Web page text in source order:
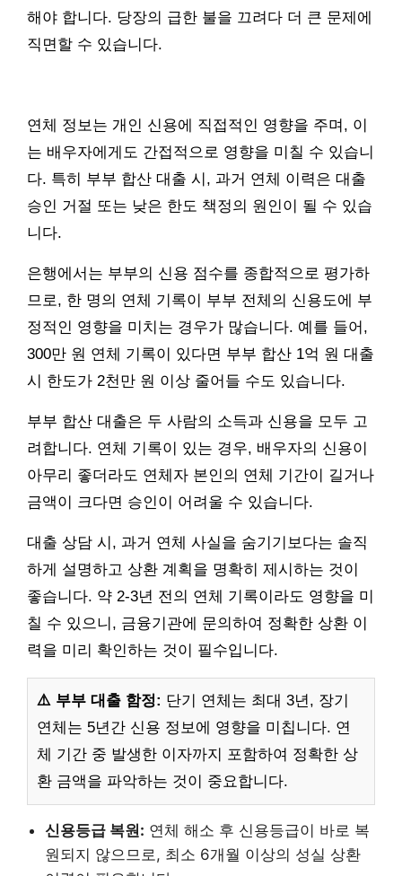
해야 합니다. 당장의 급한 불을 끄려다 더 큰 문제에
직면할 수 있습니다.
연체 정보는 개인 신용에 직접적인 영향을 주며, 이
는 배우자에게도 간접적으로 영향을 미칠 수 있습니
다. 특히 부부 합산 대출 시, 과거 연체 이력은 대출
승인 거절 또는 낮은 한도 책정의 원인이 될 수 있습
니다.
은행에서는 부부의 신용 점수를 종합적으로 평가하
므로, 한 명의 연체 기록이 부부 전체의 신용도에 부
정적인 영향을 미치는 경우가 많습니다. 예를 들어,
300만 원 연체 기록이 있다면 부부 합산 1억 원 대출
시 한도가 2천만 원 이상 줄어들 수도 있습니다.
부부 합산 대출은 두 사람의 소득과 신용을 모두 고
려합니다. 연체 기록이 있는 경우, 배우자의 신용이
아무리 좋더라도 연체자 본인의 연체 기간이 길거나
금액이 크다면 승인이 어려울 수 있습니다.
대출 상담 시, 과거 연체 사실을 숨기기보다는 솔직
하게 설명하고 상환 계획을 명확히 제시하는 것이
좋습니다. 약 2-3년 전의 연체 기록이라도 영향을 미
칠 수 있으니, 금융기관에 문의하여 정확한 상환 이
력을 미리 확인하는 것이 필수입니다.
⚠️ 부부 대출 함정: 단기 연체는 최대 3년, 장기
연체는 5년간 신용 정보에 영향을 미칩니다. 연
체 기간 중 발생한 이자까지 포함하여 정확한 상
환 금액을 파악하는 것이 중요합니다.
신용등급 복원: 연체 해소 후 신용등급이 바로 복
원되지 않으므로, 최소 6개월 이상의 성실 상환